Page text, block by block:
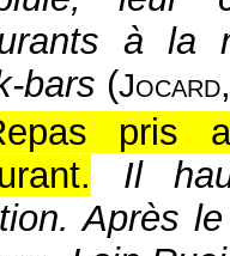
à la
bars (Jocard
pris
Il
Après